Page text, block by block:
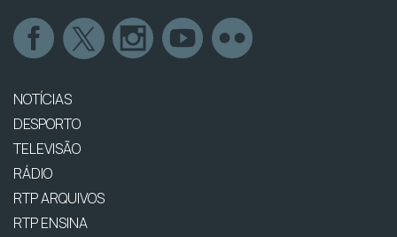
NOTÍCIAS
DESPORTO
TELEVISÃO
RÁDIO
RTP ARQUIVOS
RTP ENSINA